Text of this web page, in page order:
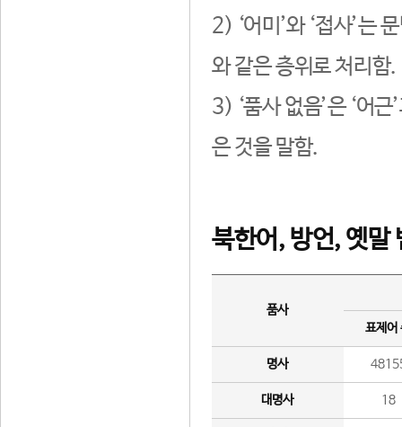
2) ‘어미’와 ‘접사’는
와 같은 층위로 처리함.
3) ‘품사 없음’은 ‘어
은 것을 말함.
북한어, 방언, 옛말
품사
표제어
명사
대명사 18